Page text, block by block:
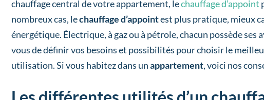
chauffage central de votre appartement, lechauffage d’appoint
nombreux cas, lechauffage d’appointest plus pratique, mieux
énergétique. Électrique, à gaz ou à pétrole, chacun possède ses
vous de définir vos besoins et possibilités pour choisir le
utilisation. Si vous habitez dans unappartement, voici nos